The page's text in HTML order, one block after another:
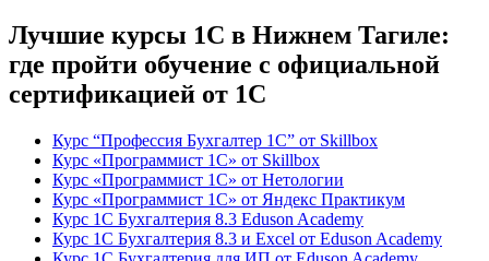
Лучшие курсы 1С в Нижнем Тагиле:
где пройти обучение с официальной
сертификацией от 1С
Курс “Профессия Бухгалтер 1С” от Skillbox
Курс «Программист 1С» от Skillbox
Курс «Программист 1С» от Нетологии
Курс «Программист 1С» от Яндекс Практикум
Курс 1С Бухгалтерия 8.3 Eduson Academy
Курс 1С Бухгалтерия 8.3 и Excel от Eduson Academy